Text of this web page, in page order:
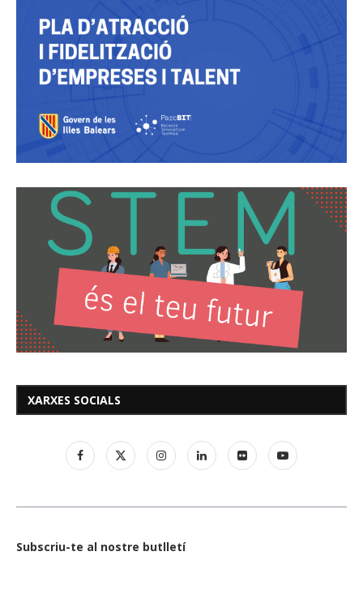
XARXES SOCIALS
Subscriu-te al nostre butlletí